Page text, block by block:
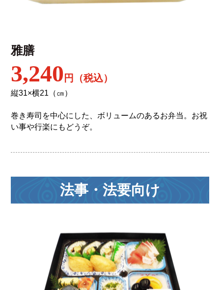
雅膳
3,240 円（税込）
縦31×横21（㎝）
巻き寿司を中心にした、ボリュームのあるお弁当。お祝
い事や行楽にもどうぞ。
法事・法要向け